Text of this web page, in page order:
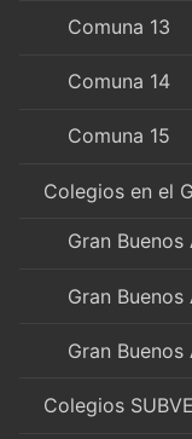
Comuna 13
Comuna 14
Comuna 15
Colegios en el
Gran Buenos
Gran Buenos
Gran Buenos
Colegios